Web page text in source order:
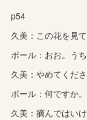
p54
久美：この花を見て
ポール：おお。う
久美：やめてくださ
ポール：何ですか。
久美：摘んではい